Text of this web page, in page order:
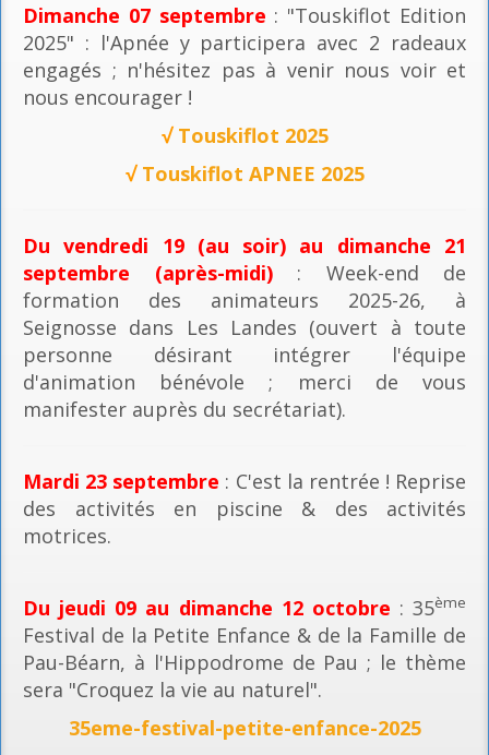
Dimanche 07 septembre : "Touskiflot Edition
2025" : l'Apnée y participera avec 2 radeaux
engagés ; n'hésitez pas à venir nous voir et
nous encourager !
√ Touskiflot 2025
√ Touskiflot APNEE 2025
Du vendredi 19 (au soir) au dimanche 21
septembre (après-midi): Week-end de
formation des animateurs 2025-26, à
Seignosse dans Les Landes (ouvert à toute
personne désirant intégrer l'équipe
d'animation bénévole ; merci de vous
manifester auprès du secrétariat).
Mardi 23 septembre : C'est la rentrée ! Reprise
des activités en piscine & des activités
motrices.
Du jeudi 09 au dimanche 12 octobre : 35ème
Festival de la Petite Enfance & de la Famille de
Pau-Béarn, à l'Hippodrome de Pau ; le thème
sera "Croquez la vie au naturel".
35eme-festival-petite-enfance-2025